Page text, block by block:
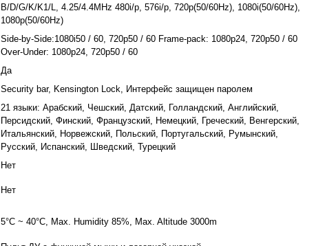
B/D/G/K/K1/L, 4.25/4.4MHz 480i/p, 576i/p, 720p(50/60Hz), 1080i(50/60Hz),
1080p(50/60Hz)
Side-by-Side:1080i50 / 60, 720p50 / 60 Frame-pack: 1080p24, 720p50 / 60
Over-Under: 1080p24, 720p50 / 60
Да
Security bar, Kensington Lock, Интерфейс защищен паролем
21 языки: Арабский, Чешский, Датский, Голландский, Английский,
Персидский, Финский, Французский, Немецкий, Греческий, Венгерский,
Итальянский, Норвежский, Польский, Португальский, Румынский,
Русский, Испанский, Шведский, Турецкий
Нет
Нет
5°C ~ 40°C, Max. Humidity 85%, Max. Altitude 3000m